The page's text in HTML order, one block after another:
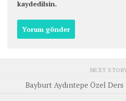
kaydedilsin.
NEXT
Bayburt Aydıntepe Özel